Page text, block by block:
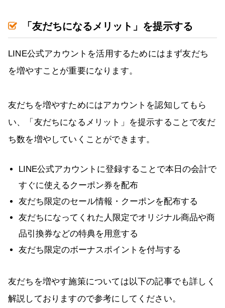
「友だちになるメリット」を提示する
LINE公式アカウントを活用するためにはまず友だち
を増やすことが重要になります。
友だちを増やすためにはアカウントを認知してもら
い、「友だちになるメリット」を提示することで友だ
ち数を増やしていくことができます。
LINE公式アカウントに登録することで本日の会計で
すぐに使えるクーポン券を配布
友だち限定のセール情報・クーポンを配布する
友だちになってくれた人限定でオリジナル商品や商
品引換券などの特典を用意する
友だち限定のボーナスポイントを付与する
友だちを増やす施策については以下の記事でも詳しく
解説しておりますので参考にしてください。